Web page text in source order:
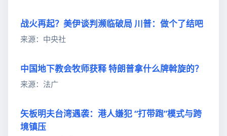
战火再起？美伊谈判濒临破局 川普：做个了结吧
来源：中央社
中国地下教会牧师获释 特朗普拿什么牌斡旋的？
来源：法广
矢板明夫台湾遇袭：港人嫌犯 “打带跑”模式与跨
境镇压